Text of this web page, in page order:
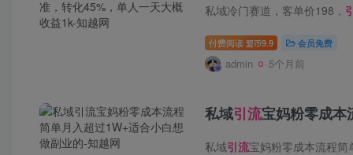
私域冷门赛道，客单价198，
付费阅读 盟币9.9 会员免费
admin 5个月前
私域引流宝妈粉零成本
私域引流宝妈粉零成本流程简单月入超过1W+适